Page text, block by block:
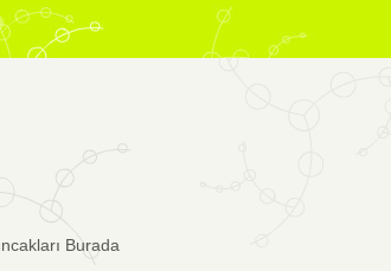
Burada